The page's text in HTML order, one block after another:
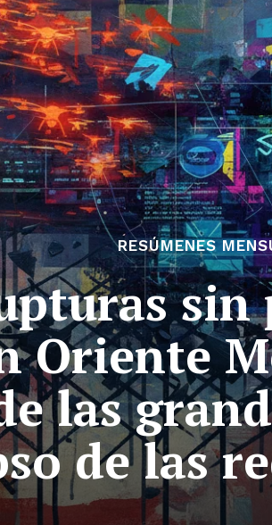
RESÚMENES
sin
Oriente
las
de las